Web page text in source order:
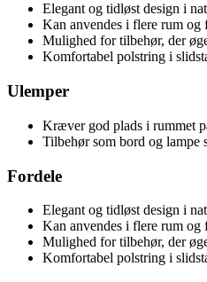
Elegant og tidløst design i
Kan anvendes i flere rum og
Mulighed for tilbehør, der
Komfortabel polstring i
Ulemper
Kræver god plads i rummet
Tilbehør som bord og lampe
Fordele
Elegant og tidløst design i
Kan anvendes i flere rum og
Mulighed for tilbehør, der
Komfortabel polstring i